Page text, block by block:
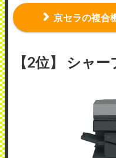
京セラの複合
【2位】 シャ